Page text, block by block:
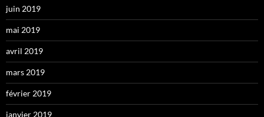
juin 2019
mai 2019
avril 2019
mars 2019
février 2019
janvier 2019